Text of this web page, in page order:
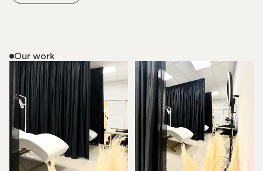
privacy and comfort during treatments.
Our work